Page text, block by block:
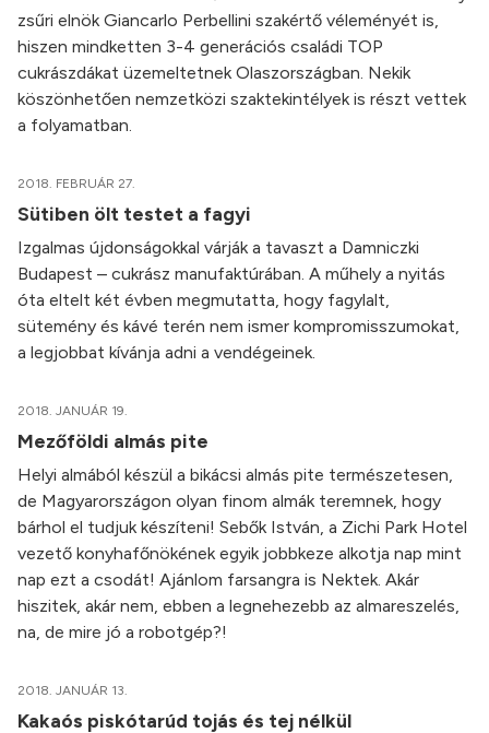
zsűri elnök Giancarlo Perbellini szakértő véleményét is,
hiszen mindketten 3-4 generációs családi TOP
cukrászdákat üzemeltetnek Olaszországban. Nekik
köszönhetően nemzetközi szaktekintélyek is részt vettek
a folyamatban.
2018. FEBRUÁR 27.
Sütiben ölt testet a fagyi
Izgalmas újdonságokkal várják a tavaszt a Damniczki
Budapest – cukrász manufaktúrában. A műhely a nyitás
óta eltelt két évben megmutatta, hogy fagylalt,
sütemény és kávé terén nem ismer kompromisszumokat,
a legjobbat kívánja adni a vendégeinek.
2018. JANUÁR 19.
Mezőföldi almás pite
Helyi almából készül a bikácsi almás pite természetesen,
de Magyarországon olyan finom almák teremnek, hogy
bárhol el tudjuk készíteni! Sebők István, a Zichi Park Hotel
vezető konyhafőnökének egyik jobbkeze alkotja nap mint
nap ezt a csodát! Ajánlom farsangra is Nektek. Akár
hiszitek, akár nem, ebben a legnehezebb az almareszelés,
na, de mire jó a robotgép?!
2018. JANUÁR 13.
Kakaós piskótarúd tojás és tej nélkül